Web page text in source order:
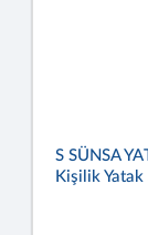
S SÜNSA
Kişilik Yatak